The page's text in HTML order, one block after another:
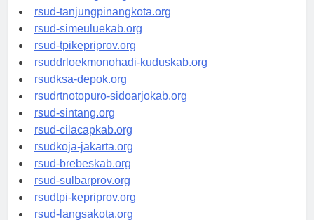
rsud-kotabogor.org
rsud-tanjungpinangkota.org
rsud-simeuluekab.org
rsud-tpikepriprov.org
rsuddrloekmonohadi-kuduskab.org
rsudksa-depok.org
rsudrtnotopuro-sidoarjokab.org
rsud-sintang.org
rsud-cilacapkab.org
rsudkoja-jakarta.org
rsud-brebeskab.org
rsud-sulbarprov.org
rsudtpi-kepriprov.org